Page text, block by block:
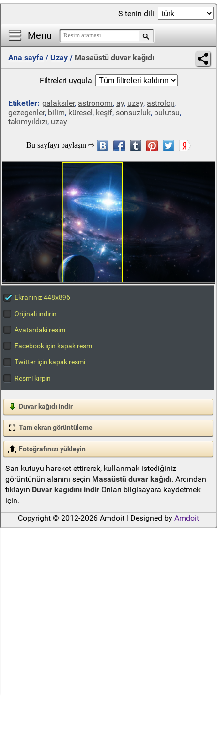
Menu
Sitenin dili:
Ana sayfa / Uzay / Masaüstü duvar kağıdı
Filtreleri uygula
Etiketler: galaksiler, astronomi, ay, uzay, astroloji,
gezegenler, bilim, küresel, keşif, sonsuzluk, bulutsu,
takımyıldızı, uzay
Ekranınız 448x896
Orijinali indirin
Avatardaki resim
Facebook için kapak resmi
Twitter için kapak resmi
Resmi kırpın
Duvar kağıdı indir
Tam ekran görüntüleme
Fotoğrafınızı yükleyin
Sarı kutuyu hareket ettirerek, kullanmak istediğiniz
görüntünün alanını seçin Masaüstü duvar kağıdı. Ardından
tıklayın Duvar kağıdını indirOnları bilgisayara kaydetmek
için.
Copyright © 2012-2026 Amdoit | Designed by Amdoit